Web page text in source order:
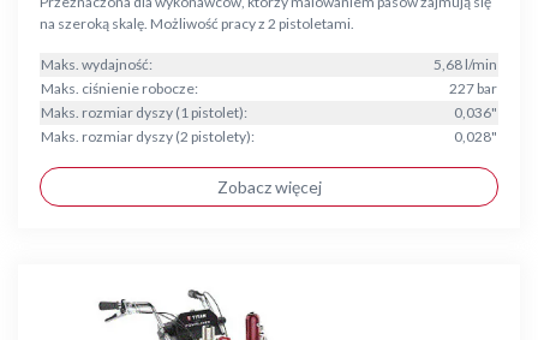
na szeroką skalę. Możliwość pracy z 2 pistoletami.
Maks. wydajność:
5,68 l/min
Maks. ciśnienie robocze:
227 bar
Maks. rozmiar dyszy (1 pistolet):
0,036"
Maks. rozmiar dyszy (2 pistolety):
0,028"
Zobacz więcej